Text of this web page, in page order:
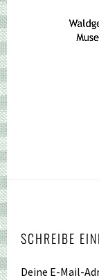
SCHREIBE
Deine E-Mail-